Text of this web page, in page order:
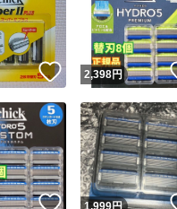
いいね！
2,398円
いいね！
1,999円